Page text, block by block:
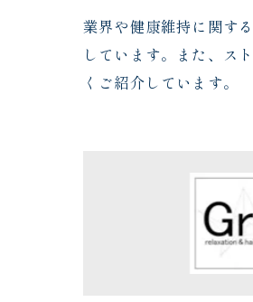
業界や健康維持に関す
しています。また、ス
くご紹介しています。